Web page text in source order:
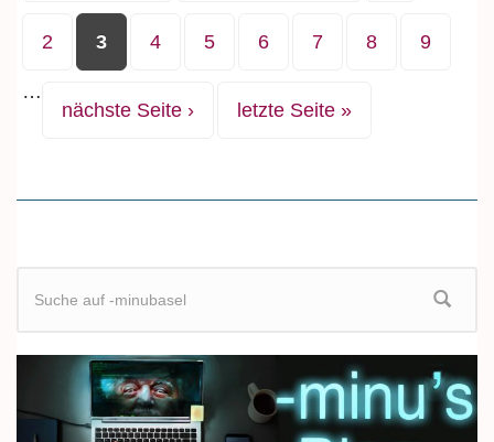
2 3 4 5 6 7 8 9
…
nächste Seite ›
letzte Seite »
Suchformular